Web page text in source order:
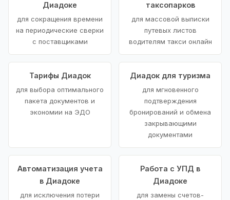
Диадоке
для сокращения времени
на периодические сверки
с поставщиками
таксопарков
для массовой выписки
путевых листов
водителям такси онлайн
Тарифы Диадок
для выбора оптимального
пакета документов и
экономии на ЭДО
Диадок для туризма
для мгновенного
подтверждения
бронирований и обмена
закрывающими
документами
Автоматизация учета
в Диадоке
для исключения потери
Работа с УПД в
Диадоке
для замены счетов-